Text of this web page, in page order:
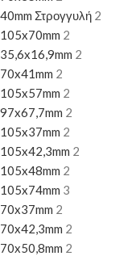
40mm Στρογγυλή 2
105x70mm 2
35,6x16,9mm 2
70x41mm 2
105x57mm 2
97x67,7mm 2
105x37mm 2
105x42,3mm 2
105x48mm 2
105x74mm 3
70x37mm 2
70x42,3mm 2
70x50,8mm 2